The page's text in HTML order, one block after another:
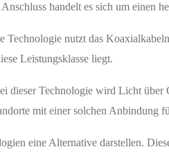
handelt es sich um einen
nutzt das
Leistungsklasse liegt.
Technologie wird Licht über
mit einer solchen Anbindung
eine Alternative darstellen.